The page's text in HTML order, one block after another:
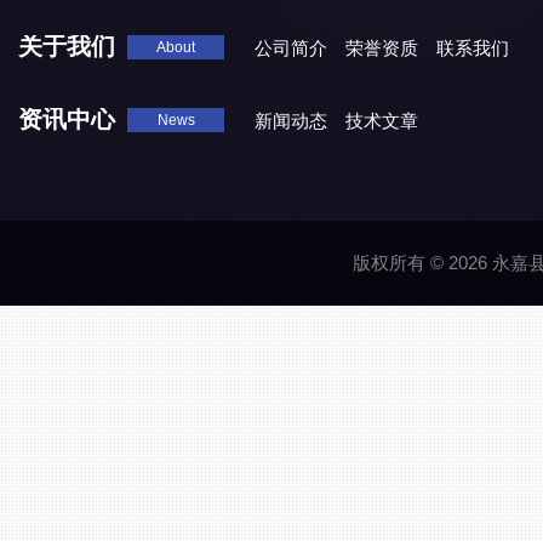
关于我们 About 公司简介 荣誉资质 联系我们
资讯中心 News 新闻动态 技术文章
版权所有 © 2026 永嘉